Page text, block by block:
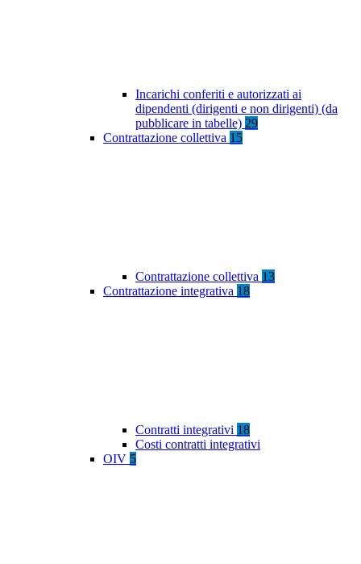
Incarichi conferiti e autorizzati ai
dipendenti (dirigenti e non dirigenti) (da
pubblicare in tabelle) 29
Contrattazione collettiva 15
Contrattazione collettiva 13
Contrattazione integrativa 18
Contratti integrativi 18
Costi contratti integrativi
OIV 5